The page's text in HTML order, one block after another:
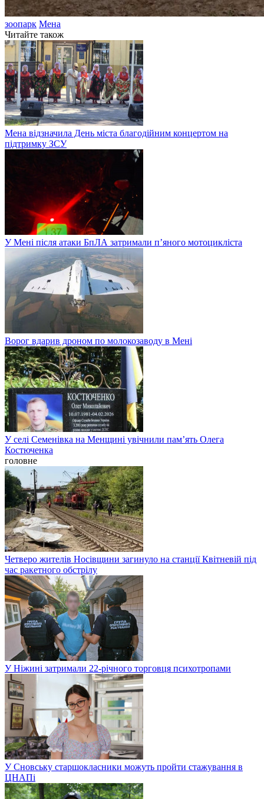
зоопарк Мена
Читайте також
Мена відзначила День міста благодійним концертом на
підтримку ЗСУ
У Мені після атаки БпЛА затримали п’яного мотоцикліста
Ворог вдарив дроном по молокозаводу в Мені
У селі Семенівка на Менщині увічнили пам’ять Олега
Костюченка
головне
Четверо жителів Носівщини загинуло на станції Квітневій під
час ракетного обстрілу
У Ніжині затримали 22-річного торговця психотропами
У Сновську старшокласники можуть пройти стажування в
ЦНАПі